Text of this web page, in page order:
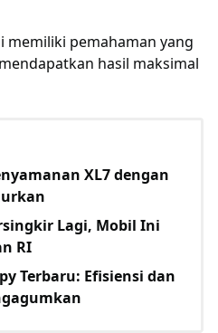
memiliki pemahaman yang
hasil maksimal
XL7 dengan
Lagi, Mobil Ini
RI
Terbaru: Efisiensi dan